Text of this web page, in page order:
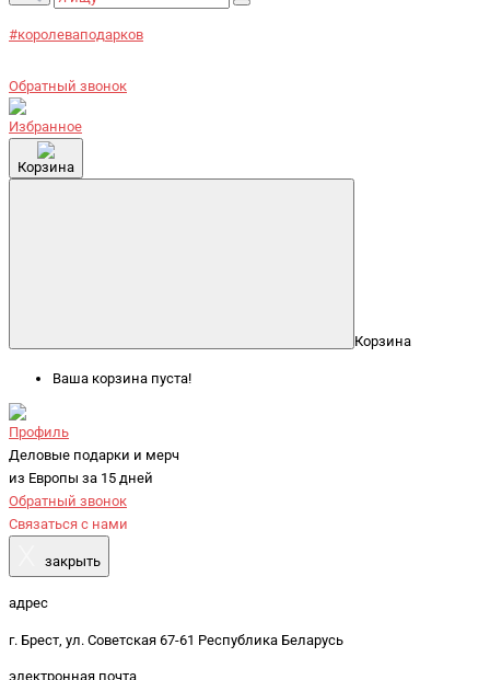
#королеваподарков
Обратный звонок
Избранное
Корзина
Корзина
Ваша корзина пуста!
Профиль
Деловые подарки и мерч
из Европы за 15 дней
Обратный звонок
Связаться с нами
закрыть
адрес
г. Брест, ул. Советская 67-61 Республика Беларусь
электронная почта